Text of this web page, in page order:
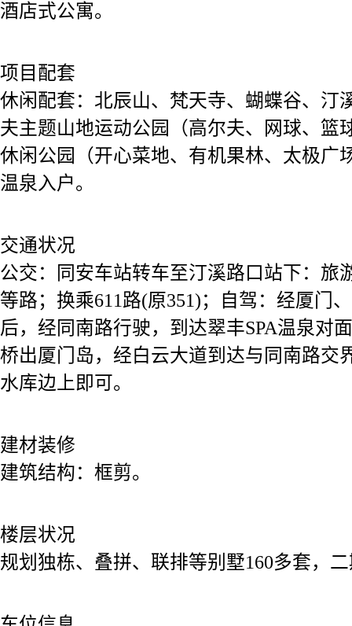
酒店式公寓。
项目配套
休闲配套：北辰山、梵天寺、蝴蝶谷、汀
夫主题山地运动公园（高尔夫、网球、篮
休闲公园（开心菜地、有机果林、太极广
温泉入户。
交通状况
公交：同安车站转车至汀溪路口站下：旅
等路；换乘611路(原351)；自驾：经厦门
后，经同南路行驶，到达翠丰SPA温泉对
桥出厦门岛，经白云大道到达与同南路交
水库边上即可。
建材装修
建筑结构：框剪。
楼层状况
规划独栋、叠拼、联排等别墅160多套，